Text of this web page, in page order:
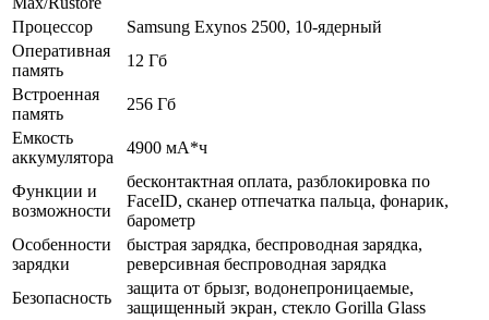
Процессор
Samsung Exynos 2500, 10-ядерный
Оперативная
память
12 Гб
Встроенная
память
256 Гб
Емкость
аккумулятора
4900 мА*ч
Функции и
возможности
бесконтактная оплата, разблокировка по
FaceID, сканер отпечатка пальца, фонарик,
барометр
Особенности
зарядки
быстрая зарядка, беспроводная зарядка,
реверсивная беспроводная зарядка
Безопасность
защита от брызг, водонепроницаемые,
защищенный экран, cтекло Gorilla Glass